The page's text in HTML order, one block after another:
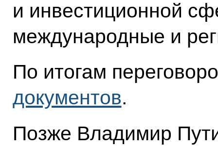
и инвестиционной
международные и
По итогам
документов.
Позже Владимир